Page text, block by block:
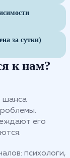
за сутки)
к нам?
шанса
его
психологи,